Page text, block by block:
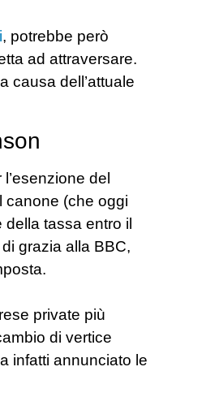
, potrebbe però
ad attraversare.
causa dell’attuale
del
canone (che oggi
tassa entro il
grazia alla BBC,
private più
di vertice
infatti annunciato le